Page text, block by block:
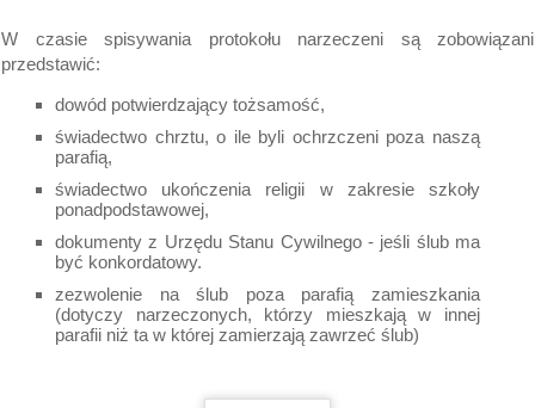
W czasie spisywania protokołu narzeczeni są zobowiązani
przedstawić:
dowód potwierdzający tożsamość,
świadectwo chrztu, o ile byli ochrzczeni poza naszą
parafią,
świadectwo ukończenia religii w zakresie szkoły
ponadpodstawowej,
dokumenty z Urzędu Stanu Cywilnego - jeśli ślub ma
być konkordatowy.
zezwolenie na ślub poza parafią zamieszkania
(dotyczy narzeczonych, którzy mieszkają w innej
parafii niż ta w której zamierzają zawrzeć ślub)